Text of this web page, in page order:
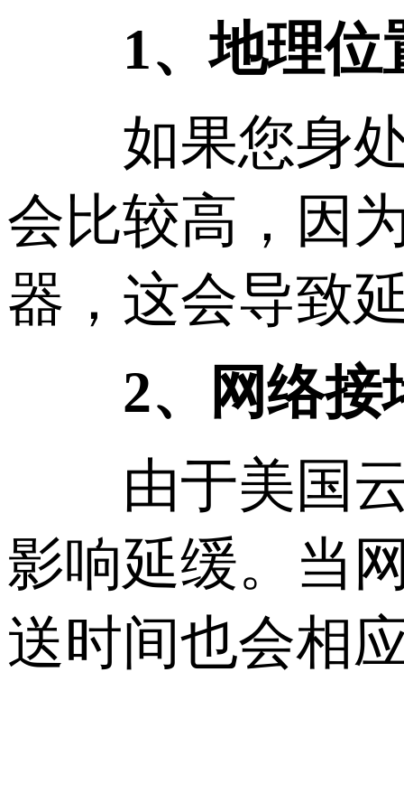
1、地理位
如果您身处
会比较高，因
器，这会导致
2、网络接
由于美国云
影响延缓。当
送时间也会相